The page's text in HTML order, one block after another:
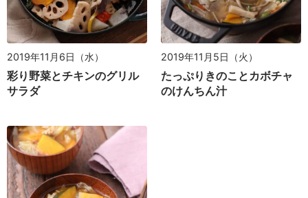
2019年11月6日（水）
彩り野菜とチキンのグリル
サラダ
2019年11月5日（火）
たっぷりきのことカボチャ
のけんちん汁